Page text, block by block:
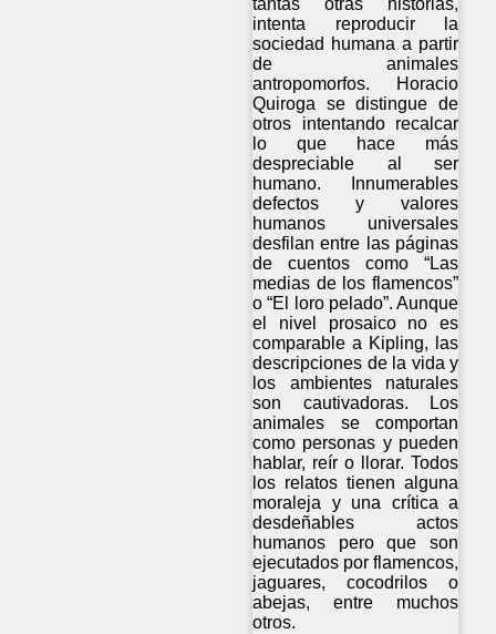
tantas otras historias,
intenta reproducir la
sociedad humana a partir
de animales
antropomorfos. Horacio
Quiroga se distingue de
otros intentando recalcar
lo que hace más
despreciable al ser
humano. Innumerables
defectos y valores
humanos universales
desfilan entre las páginas
de cuentos como “Las
medias de los flamencos”
o “El loro pelado”. Aunque
el nivel prosaico no es
comparable a Kipling, las
descripciones de la vida y
los ambientes naturales
son cautivadoras. Los
animales se comportan
como personas y pueden
hablar, reír o llorar. Todos
los relatos tienen alguna
moraleja y una crítica a
desdeñables actos
humanos pero que son
ejecutados por flamencos,
jaguares, cocodrilos o
abejas, entre muchos
otros.